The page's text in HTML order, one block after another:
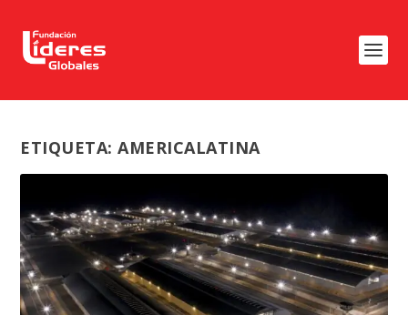
ETIQUETA:AMERICALATINA